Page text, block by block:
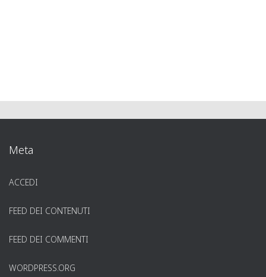
Meta
ACCEDI
FEED DEI CONTENUTI
FEED DEI COMMENTI
WORDPRESS.ORG